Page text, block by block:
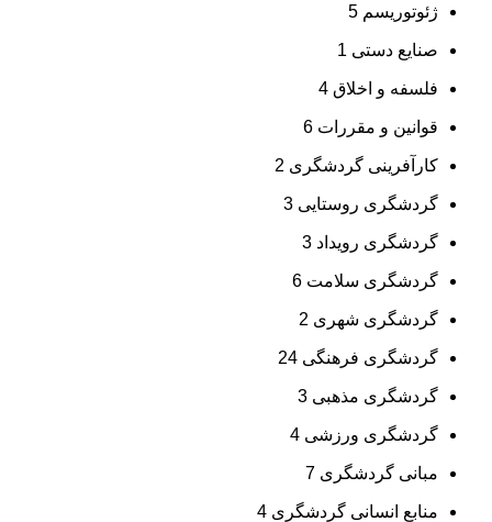
ژئوتوریسم 5
صنایع دستی 1
فلسفه و اخلاق 4
قوانین و مقررات 6
کارآفرینی گردشگری 2
گردشگری روستایی 3
گردشگری رویداد 3
گردشگری سلامت 6
گردشگری شهری 2
گردشگری فرهنگی 24
گردشگری مذهبی 3
گردشگری ورزشی 4
مبانی گردشگری 7
منابع انسانی گردشگری 4